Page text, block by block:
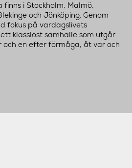
i Stockholm, Malmö,
och Jönköping. Genom
fokus på vardagslivets
klasslöst samhälle som utgår
och en efter förmåga, åt var och